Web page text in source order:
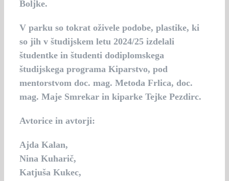
Boljke.
V parku so tokrat oživele podobe, plastike, ki
so jih v študijskem letu 2024/25 izdelali
študentke in študenti dodiplomskega
študijskega programa Kiparstvo, pod
mentorstvom doc. mag. Metoda Frlica, doc.
mag. Maje Smrekarin kiparke Tejke Pezdirc.
Avtorice in avtorji:
Ajda Kalan,
Nina Kuharič,
Katjuša Kukec,